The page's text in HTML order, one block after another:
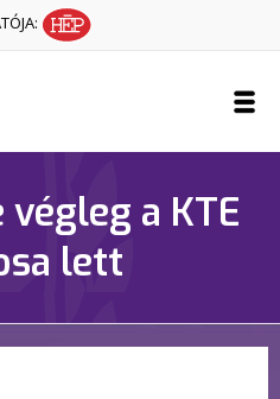
végleg a KTE
lett